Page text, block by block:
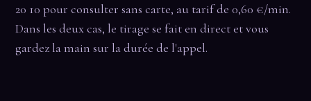
20 10 pour consulter sans carte, au tarif de 0,60 €/min.
Dans les deux cas, le tirage se fait en direct et vous
gardez la main sur la durée de l'appel.